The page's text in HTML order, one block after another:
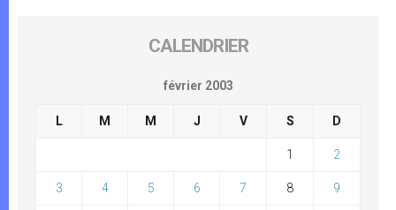
CALENDRIER
février 2003
L M M J V S D
1 2
3 4 5 6 7 8 9